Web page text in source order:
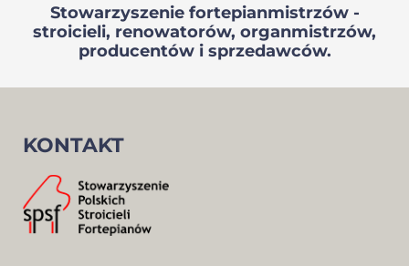
Stowarzyszenie fortepianmistrzów -
stroicieli, renowatorów, organmistrzów,
producentów i sprzedawców.
KONTAKT